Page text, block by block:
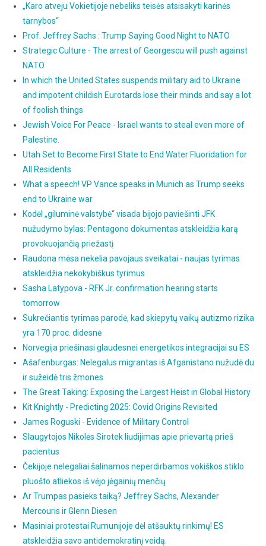
„Karo atveju Vokietijoje nebeliks teisės atsisakyti karinės
tarnybos“
Prof. Jeffrey Sachs : Trump Saying Good Night to NATO
Strategic Culture - The arrest of Georgescu will push against
NATO
In which the United States suspends military aid to Ukraine
and impotent childish Eurotards lose their minds and say a lot
of foolish things
Jewish Voice For Peace - Israel wants to steal even more of
Palestine.
Utah Set to Become First State to End Water Fluoridation for
All Residents
What a speech! VP Vance speaks in Munich as Trump seeks
end to Ukraine war
Kodėl „giluminė valstybė“ visada bijojo paviešinti JFK
nužudymo bylas: Pentagono dokumentas atskleidžia karą
provokuojančią priežastį
Raudona mėsa nekelia pavojaus sveikatai - naujas tyrimas
atskleidžia nekokybiškus tyrimus
Sasha Latypova - RFK Jr. confirmation hearing starts
tomorrow
Sukrečiantis tyrimas parodė, kad skiepytų vaikų autizmo rizika
yra 170 proc. didesnė
Norvegija priešinasi glaudesnei energetikos integracijai su ES
Ašafenburgas: Nelegalus migrantas iš Afganistano nužudė du
ir sužeidė tris žmones
The Great Taking: Exposing the Largest Heist in Global History
Kit Knightly - Predicting 2025: Covid Origins Revisited
James Roguski - Evidence of Military Control
Slaugytojos Nikolės Sirotek liudijimas apie prievartą prieš
pacientus
Čekijoje nelegaliai šalinamos neperdirbamos vokiškos stiklo
pluošto atliekos iš vėjo jėgainių menčių
Ar Trumpas pasieks taiką? Jeffrey Sachs, Alexander
Mercouris ir Glenn Diesen
Masiniai protestai Rumunijoje dėl atšauktų rinkimų! ES
atskleidžia savo antidemokratinį veidą.